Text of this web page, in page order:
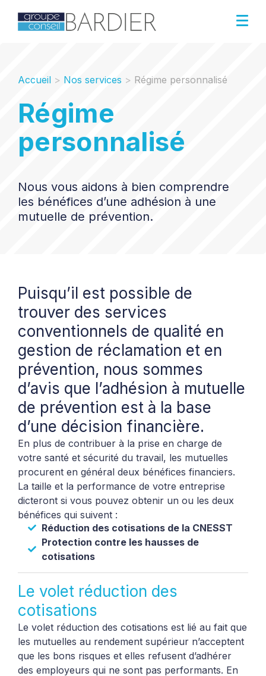
Accueil > Nos services > Régime personnalisé
Régime
personnalisé
Nous vous aidons à bien comprendre
les bénéfices d’une adhésion à une
mutuelle de prévention.
Puisqu’il est possible de
trouver des services
conventionnels de qualité en
gestion de réclamation et en
prévention, nous sommes
d’avis que l’adhésion à mutuelle
de prévention est à la base
d’une décision financière.
En plus de contribuer à la prise en charge de
votre santé et sécurité du travail, les mutuelles
procurent en général deux bénéfices financiers.
La taille et la performance de votre entreprise
dicteront si vous pouvez obtenir un ou les deux
bénéfices qui suivent :
Réduction des cotisations de la CNESST
Protection contre les hausses de
cotisations
Le volet réduction des
cotisations
Le volet réduction des cotisations est lié au fait que
les mutuelles au rendement supérieur n’acceptent
que les bons risques et elles refusent d’adhérer
des employeurs qui ne sont pas performants. En